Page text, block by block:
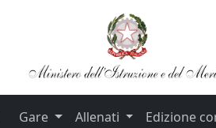
Gare Allenati Edizione